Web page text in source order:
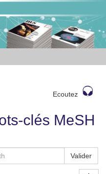
Ecoutez
clés MeSH
Valider